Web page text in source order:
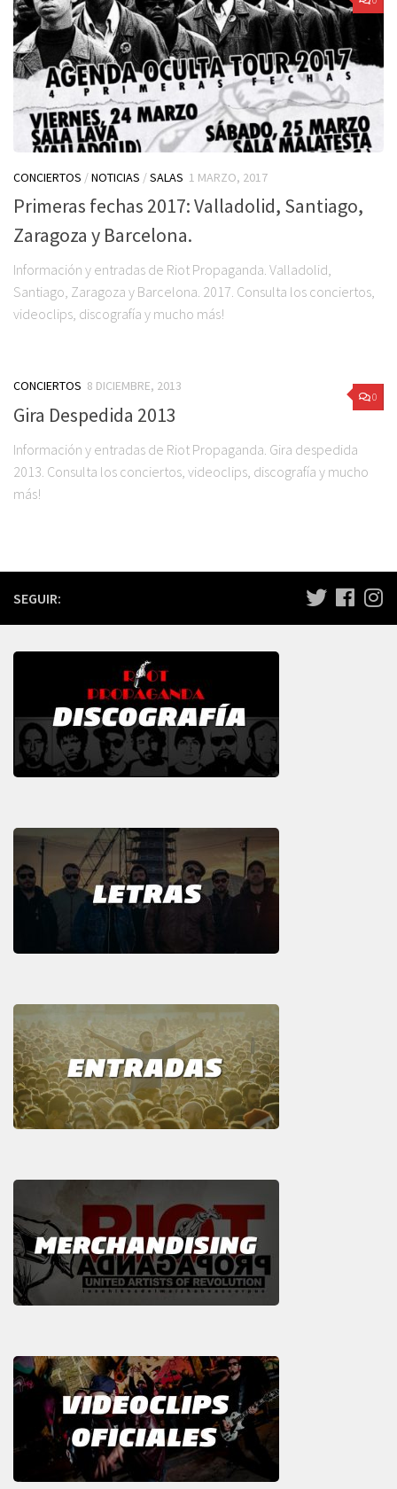
CONCIERTOS /NOTICIAS /SALAS 1 MARZO, 2017
Primeras fechas 2017: Valladolid, Santiago,
Zaragoza y Barcelona.
Información y entradas de Riot Propaganda. Valladolid,
Santiago, Zaragoza y Barcelona. 2017. Consulta los conciertos,
videoclips, discografía y mucho más!
0
CONCIERTOS 8 DICIEMBRE, 2013
Gira Despedida 2013
Información y entradas de Riot Propaganda. Gira despedida
2013. Consulta los conciertos, videoclips, discografía y mucho
más!
SEGUIR: